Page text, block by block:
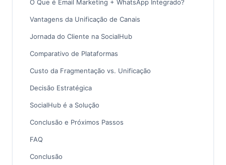
O Que é Email Marketing + WhatsApp Integrado?
Vantagens da Unificação de Canais
Jornada do Cliente na SocialHub
Comparativo de Plataformas
Custo da Fragmentação vs. Unificação
Decisão Estratégica
SocialHub é a Solução
Conclusão e Próximos Passos
FAQ
Conclusão